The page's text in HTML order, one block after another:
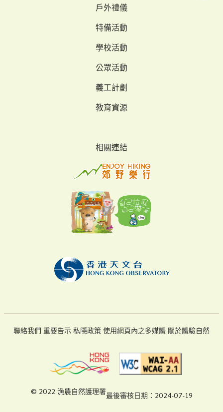
戶外禮儀
特備活動
學校活動
公眾活動
義工計劃
教育資源
相關連結
聯絡我們 重要告示私隱政策使用網頁內之多媒體 關於體驗自然
© 2022 漁農自然護理署最後審核日期：2024-07-19